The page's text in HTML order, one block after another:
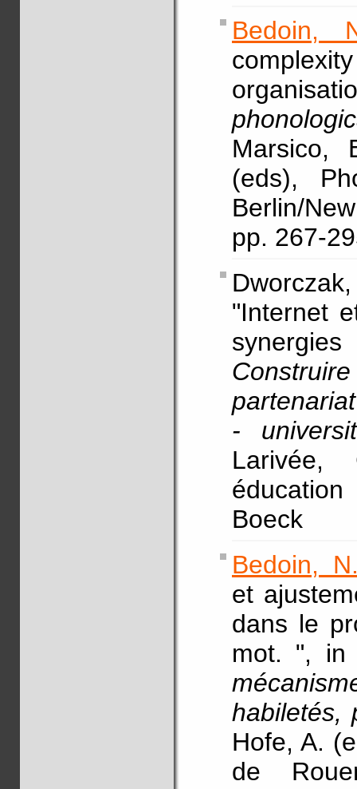
Bedoin,
(eds),
Berlin/
pp. 267-
"Internet
-
Larivée,
Boeck
Bedoin,
et
dans le
mot. ",
habiletés,
Hofe, A.
de